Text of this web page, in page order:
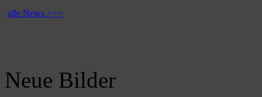
alle News >>>
Neue Bilder